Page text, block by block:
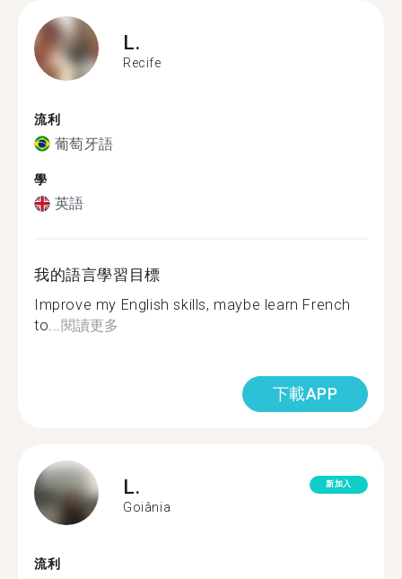
L.
Recife
流利
葡萄牙語
學
英語
我的語言學習目標
Improve my English skills, maybe learn French
to...閱讀更多
下載APP
L.
Goiânia
新加入
流利